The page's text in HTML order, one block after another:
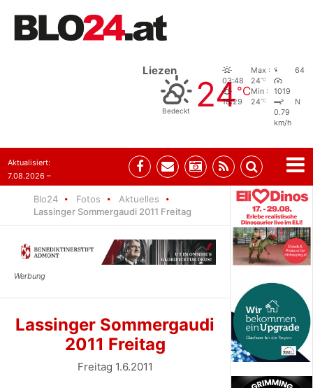
Liezen
Bedeckt 24°C
03:48
18:29
Max :
24°C
Min :
24°C
64
1019
N
0.79
km/h
Aktualisiert:
7.08.2026 –
Blo24 Fotos
Aktuelles
Lassinger Sommergaudi 2011 Freitag
Lassinger Sommergaudi
2011 Freitag
Freitag 1.6.2011